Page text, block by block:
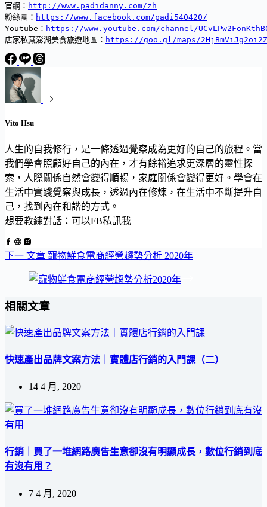
官網： http://www.padidanny.com/zh
粉絲團： https://www.facebook.com/padi540420/
Youtube： https://www.youtube.com/channel/
店家私藏澎湖美食旅遊地圖： https://goo.gl/maps/
Vito Hsu
人生的自我修行，是一條透過覺察成為更好的自己的旅程。當
我們學會照顧好自己的內在，才有餘裕追求更深層的靈性探
索，人際關係自然會變得順暢，家庭關係會變得更好。學會在
生活中實踐覺察與成長，透過內在修煉，在生活中不斷提升自
己，找到內在和諧的方式。
想要教練對話：可以FB私訊我
下一 文章 寵物鮮食電商經營趨勢分析 2020年
相關文章
快速產出品牌文案方法｜實體店行銷的入門課（二）
14 4 月, 2020
行銷｜買了一堆網路廣告生意卻沒有明顯成長，數位行銷到底
有沒有用？
7 4 月, 2020